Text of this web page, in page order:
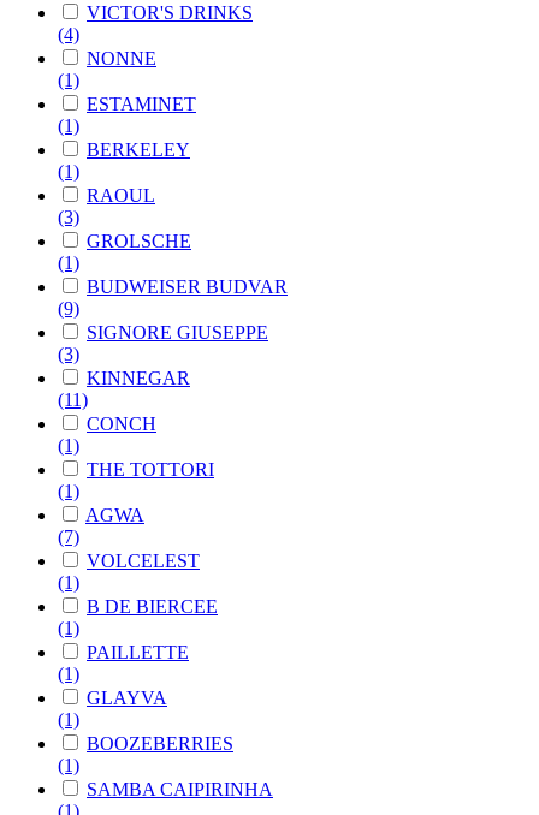
VICTOR'S DRINKS
(4)
NONNE
(1)
ESTAMINET
(1)
BERKELEY
(1)
RAOUL
(3)
GROLSCHE
(1)
BUDWEISER BUDVAR
(9)
SIGNORE GIUSEPPE
(3)
KINNEGAR
(11)
CONCH
(1)
THE TOTTORI
(1)
AGWA
(7)
VOLCELEST
(1)
B DE BIERCEE
(1)
PAILLETTE
(1)
GLAYVA
(1)
BOOZEBERRIES
(1)
SAMBA CAIPIRINHA
(1)